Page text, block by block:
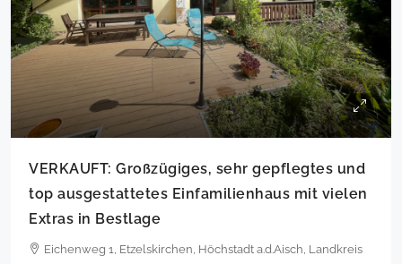
VERKAUFT: Großzügiges, sehr gepflegtes und
top ausgestattetes Einfamilienhaus mit vielen
Extras in Bestlage
Eichenweg 1, Etzelskirchen, Höchstadt a.d.Aisch, Landkreis